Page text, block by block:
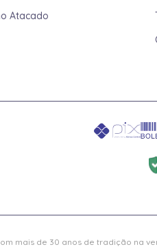
Atacado
mais de 30 anos de tradição na